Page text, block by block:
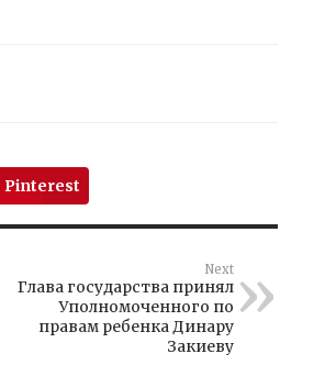
Pinterest
Next
Глава государства принял
Уполномоченного по
правам ребенка Динару
Закиеву